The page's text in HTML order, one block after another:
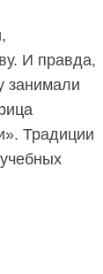
И правда,
занимали
Традиции